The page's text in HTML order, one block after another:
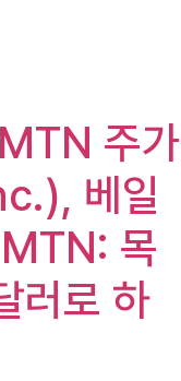
주가
베일
목
러로 하